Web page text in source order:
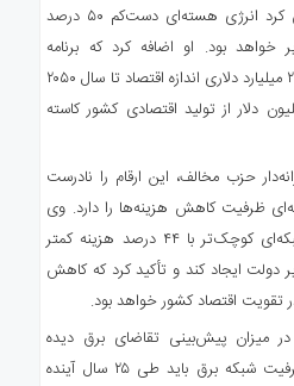
صنعتی استرالیا (CSIRO) عنوان کرد انرژی هسته‌ای دست‌کم ۵۰ درصد
خواهد بود. او اضافه کرد که برنامه
مخالفان احتمالاً باعث کاهش ۲۹۴ میلیارد دلاری اندازه اقتصاد تا سال ۲۰۵۰
شد و در مجموع ۴ تریلیون دلار از تولید اقتصادی کشور کاسته
حزب مخالف، این ارقام را نادرست
ظرفیت کاهش هزینه‌ها را دارد. وی
بیان کرد این برنامه می‌تواند شبکه‌ای کوچک‌تر با ۴۴ درصد هزینه کمتر
دولت ایجاد کند و تأکید کرد که کاهش
تقویت اقتصاد کشور خواهد بود.
میزان پیش‌بینی تقاضای برق دیده
می‌شود. حزب کارگر می‌گوید ظرفیت شبکه برق باید طی ۲۵ سال آینده